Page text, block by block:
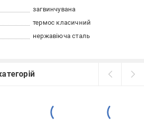
загвинчувана
термос класичний
нержавіюча сталь